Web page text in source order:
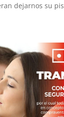
dejarnos su